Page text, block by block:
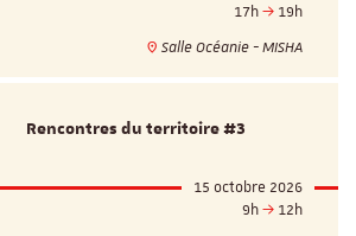
17h
19h
Salle Océanie - MISHA
Rencontres du territoire #3
15 octobre 2026
9h
12h